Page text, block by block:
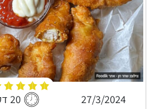
27/3/2024 20 דקות